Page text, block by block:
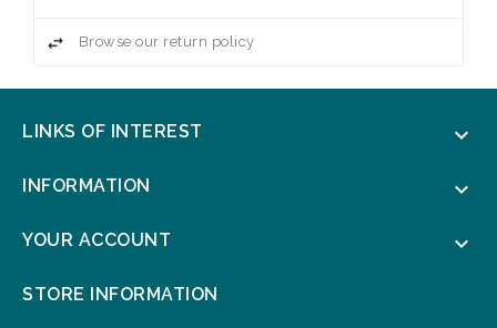
Browse our return policy
LINKS OF INTEREST 
INFORMATION 
YOUR ACCOUNT 
STORE INFORMATION